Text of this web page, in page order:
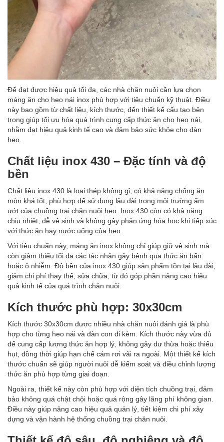
Để đạt được hiệu quả tối đa, các nhà chăn nuôi cần lựa chọn
máng ăn cho heo nái inox phù hợp với tiêu chuẩn kỹ thuật. Điều
này bao gồm từ chất liệu, kích thước, đến thiết kế cấu tạo bên
trong giúp tối ưu hóa quá trình cung cấp thức ăn cho heo nái,
nhằm đạt hiệu quả kinh tế cao và đảm bảo sức khỏe cho đàn
heo.
Chất liệu inox 430 – Đặc tính và độ
bền
Chất liệu inox 430 là loại thép không gỉ, có khả năng chống ăn
mòn khá tốt, phù hợp để sử dụng lâu dài trong môi trường ẩm
ướt của chuồng trại chăn nuôi heo. Inox 430 còn có khả năng
chịu nhiệt, dễ vệ sinh và không gây phản ứng hóa học khi tiếp xúc
với thức ăn hay nước uống của heo.
Với tiêu chuẩn này, máng ăn inox không chỉ giúp giữ vệ sinh mà
còn giảm thiểu tối đa các tác nhân gây bệnh qua thức ăn bẩn
hoặc ô nhiễm. Độ bền của inox 430 giúp sản phẩm tồn tại lâu dài,
giảm chi phí thay thế, sửa chữa, từ đó góp phần nâng cao hiệu
quả kinh tế của quá trình chăn nuôi.
Kích thước phù hợp: 30x30cm
Kích thước 30x30cm được nhiều nhà chăn nuôi đánh giá là phù
hợp cho từng heo nái và đàn con đi kèm. Kích thước này vừa đủ
để cung cấp lượng thức ăn hợp lý, không gây dư thừa hoặc thiếu
hụt, đồng thời giúp hạn chế cám rơi vãi ra ngoài. Một thiết kế kích
thước chuẩn sẽ giúp người nuôi dễ kiểm soát và điều chỉnh lượng
thức ăn phù hợp từng giai đoạn.
Ngoài ra, thiết kế này còn phù hợp với diện tích chuồng trại, đảm
bảo không quá chật chội hoặc quá rộng gây lãng phí không gian.
Điều này giúp nâng cao hiệu quả quản lý, tiết kiệm chi phí xây
dựng và vận hành hệ thống chuồng trại chăn nuôi.